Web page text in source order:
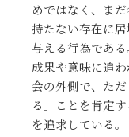
めではなく、ま
持たない存在に居
与える行為である
成果や意味に追
会の外側で、た
る」ことを肯定
を追求している。